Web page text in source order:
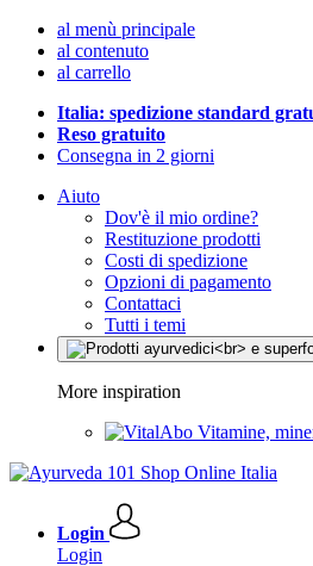
al menù principale
al contenuto
al carrello
Italia: spedizione standard
Reso gratuito
Consegna in 2 giorni
Aiuto
Dov'è il mio ordine?
Restituzione prodotti
Costi di spedizione
Opzioni di pagamento
Contattaci
Tutti i temi
More inspiration
Vitamine,
Login
Login